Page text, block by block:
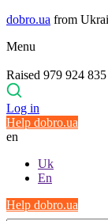
dobro.ua from
Menu
Raised 979 924
Log in
Help dobro.ua
en
Uk
En
Help dobro.ua